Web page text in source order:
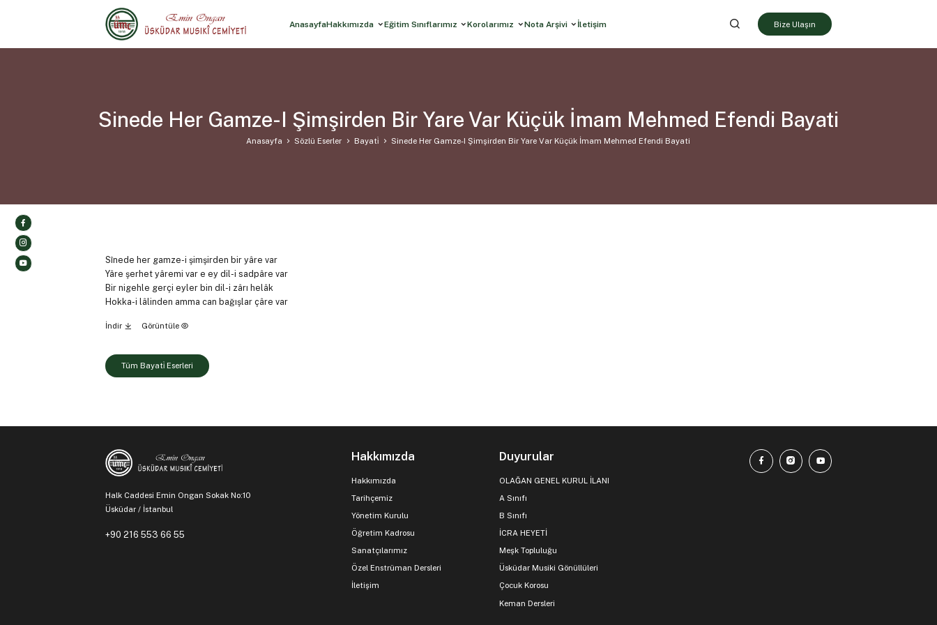
AnasayfaHakkımızda Eğitim Sınıflarımız Korolarımız Nota Arşivi İletişim Bize Ulaşın
Sinede Her Gamze-I Şimşirden Bir Yare Var Küçük İmam Mehmed Efendi Bayati
Anasayfa Sözlü Eserler Bayati̇ Sinede Her Gamze-I Şimşirden Bir Yare Var Küçük İmam Mehmed Efendi Bayati
Sînede her gamze-i şimşirden bir yâre var
Yâre şerhet yâremi var e ey dil-i sadpâre var
Bir nigehle gerçi eyler bin dil-i zârı helâk
Hokka-i lâlinden amma can bağışlar çâre var
İndir Görüntüle
Tüm Bayati̇ Eserleri
Halk Caddesi Emin Ongan Sokak No:10
Üsküdar / İstanbul
+90 216 553 66 55
Hakkımızda
Hakkımızda
Tarihçemiz
Yönetim Kurulu
Öğretim Kadrosu
Sanatçılarımız
Özel Enstrüman Dersleri
İletişim
Duyurular
OLAĞAN GENEL KURUL İLANI
A Sınıfı
B Sınıfı
İCRA HEYETİ
Meşk Topluluğu
Üsküdar Musiki Gönüllüleri
Çocuk Korosu
Keman Dersleri